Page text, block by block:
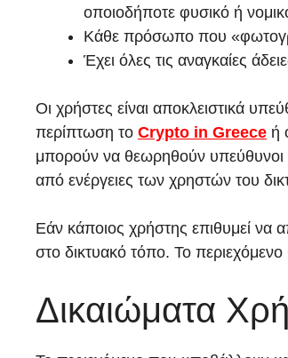
οποιοδήποτε φυσικό ή
Κάθε πρόσωπο που
Έχει όλες τις αναγκαίες
Οι χρήστες είναι αποκλειστικά
περίπτωση το Crypto in Greece ή
μπορούν να θεωρηθούν υπεύθυνοι
από ενέργειες των χρηστών του
Εάν κάποιος χρήστης επιθυμεί να
στο δικτυακό τόπο. Το
Δικαιώματα